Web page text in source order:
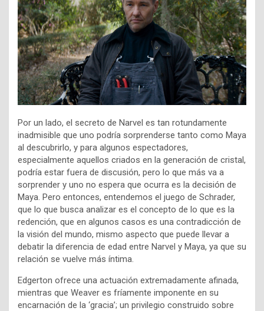
Por un lado, el secreto de Narvel es tan rotundamente
inadmisible que uno podría sorprenderse tanto como Maya
al descubrirlo, y para algunos espectadores,
especialmente aquellos criados en la generación de cristal,
podría estar fuera de discusión, pero lo que más va a
sorprender y uno no espera que ocurra es la decisión de
Maya. Pero entonces, entendemos el juego de Schrader,
que lo que busca analizar es el concepto de lo que es la
redención, que en algunos casos es una contradicción de
la visión del mundo, mismo aspecto que puede llevar a
debatir la diferencia de edad entre Narvel y Maya, ya que su
relación se vuelve más íntima.
Edgerton ofrece una actuación extremadamente afinada,
mientras que Weaver es fríamente imponente en su
encarnación de la ‘gracia’; un privilegio construido sobre